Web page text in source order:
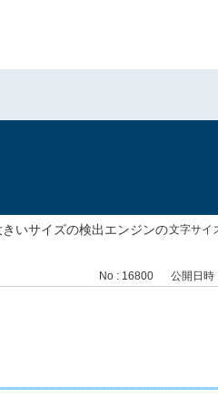
文字サイ
きいサイズの検出エンジンの
No : 16800 公開日時